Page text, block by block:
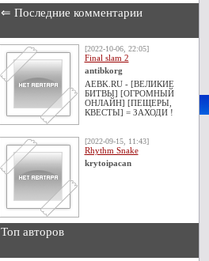
⇐ Последние комментарии
[2022-10-06, 22:05]
Final slam 2
antibkorg
AEBK.RU - [ВЕЛИКИЕ
БИТВЫ] [ОГРОМНЫЙ
ОНЛАЙН] [ПЕЩЕРЫ,
КВЕСТЫ] = ЗАХОДИ !
[2022-09-15, 11:43]
Rhythm Snake
krytoipacan
Топ авторов